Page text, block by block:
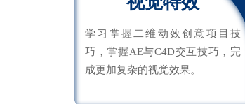
学习掌握二维动效创意项目技
巧，掌握AE与C4D交互技巧，完
成更加复杂的视觉效果。